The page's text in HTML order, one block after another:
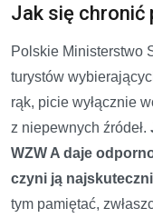
Jak się chronić
Polskie Ministerstwo
turystów
rąk, picie wyłącznie
z niepewnych źródeł.
WZW A daje
czyni ją
tym pamiętać,